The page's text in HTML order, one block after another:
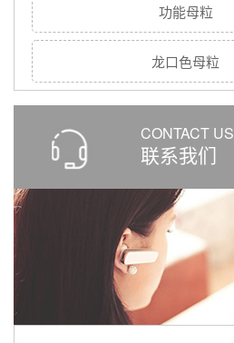
功能母粒
龙口色母粒
CONTACT US
联系我们